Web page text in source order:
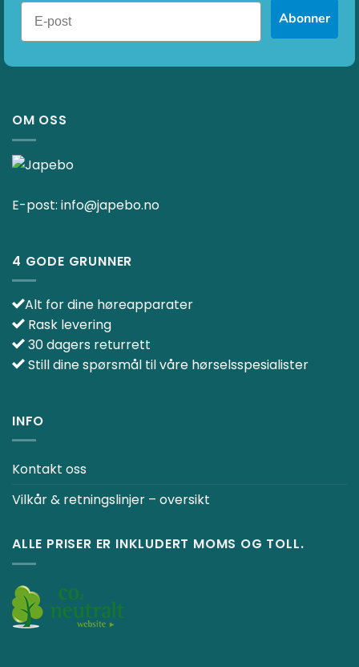
Abonner
OM OSS
E-post: info@japebo.no
4 GODE GRUNNER
Alt for dine høreapparater
Rask levering
30 dagers returrett
Still dine spørsmål til våre hørselsspesialister
INFO
Kontakt oss
Vilkår & retningslinjer – oversikt
ALLE PRISER ER INKLUDERT MOMS OG TOLL.